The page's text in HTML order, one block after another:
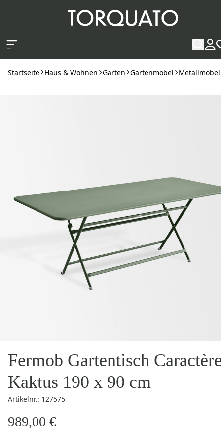
Startseite Haus & Wohnen Garten Gartenmöbel Metallmöbel
Fermob Gartentisch
Kaktus 190 x 90 cm
Artikelnr.: 127575
989,00 €